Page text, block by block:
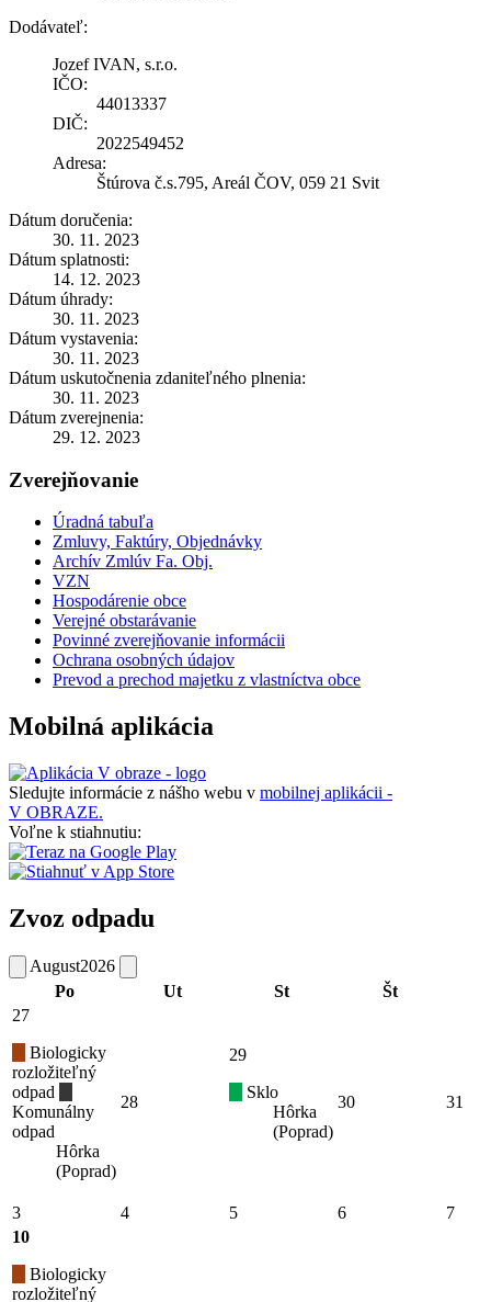
Dodávateľ:
Jozef IVAN, s.r.o.
IČO:
44013337
DIČ:
2022549452
Adresa:
Štúrova č.s.795, Areál ČOV, 059 21 Svit
Dátum doručenia:
30. 11. 2023
Dátum splatnosti:
14. 12. 2023
Dátum úhrady:
30. 11. 2023
Dátum vystavenia:
30. 11. 2023
Dátum uskutočnenia zdaniteľného plnenia:
30. 11. 2023
Dátum zverejnenia:
29. 12. 2023
Zverejňovanie
Úradná tabuľa
Zmluvy, Faktúry, Objednávky
Archív Zmlúv Fa. Obj.
VZN
Hospodárenie obce
Verejné obstarávanie
Povinné zverejňovanie informácii
Ochrana osobných údajov
Prevod a prechod majetku z vlastníctva obce
Mobilná aplikácia
Sledujte informácie z nášho webu v mobilnej aplikácii -
V OBRAZE.
Voľne k stiahnutiu:
Zvoz odpadu
August2026
Po
Ut St Št
27
Biologicky
rozložiteľný
odpad
Komunálny
odpad
Hôrka
(Poprad)
28
29
Sklo
Hôrka
(Poprad)
30 31
3 4 5 6
7
10
Biologicky
rozložiteľný